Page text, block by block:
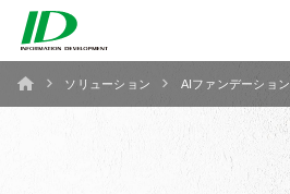
ソリューション AIファンデーション